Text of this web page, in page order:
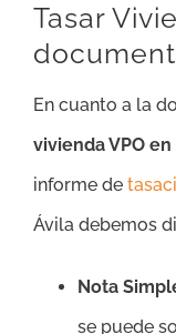
Tasar
En cuanto a la
vivienda VPO en
informe de
Ávila debemos
Nota
se puede